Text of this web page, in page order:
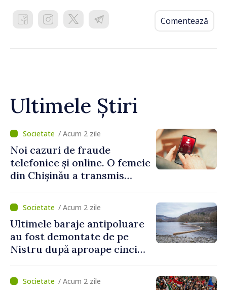
Comentează
Ultimele Știri
/ Acum 2 zile
Noi cazuri de fraude
telefonice și online. O femeie
din Chișinău a transmis
/ Acum 2 zile
Ultimele baraje antipoluare
au fost demontate de pe
Nistru după aproape cinci
/ Acum 2 zile